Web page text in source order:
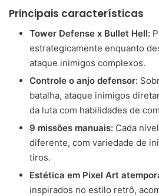
Principais características
Tower Defense x Bullet Hell:
estrategicamente enquanto
ataque inimigos complexos.
Controle o anjo defensor:
batalha, ataque inimigos
da luta com habilidades de
9 missões manuais: Cada
diferente, com variedade de
tiros.
Estética em Pixel Art
inspirados no estilo retrô,